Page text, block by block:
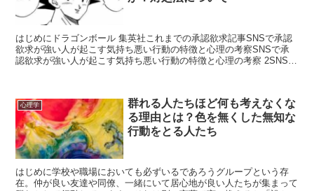
はじめにドラゴンボール 集英社これまでの承認欲求記事SNSで承認
欲求が強い人が起こす気持ち悪い行動の特徴と心理の考察SNSで承
認欲求が強い人が起こす気持ち悪い行動の特徴と心理の考察 2SNSで
心理学
群れる人たちほど何も考えなくな
る理由とは？色を無くした無知な
行動をとる人たち
はじめに学校や職場においても必ずいるであろうグループという存
在。仲が良い友達や同僚、一緒にいて居心地が良い人たちが集まって